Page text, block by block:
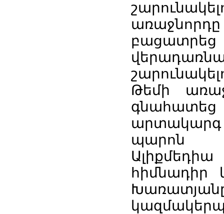
Թեմի
պարոն
հիմնադիր